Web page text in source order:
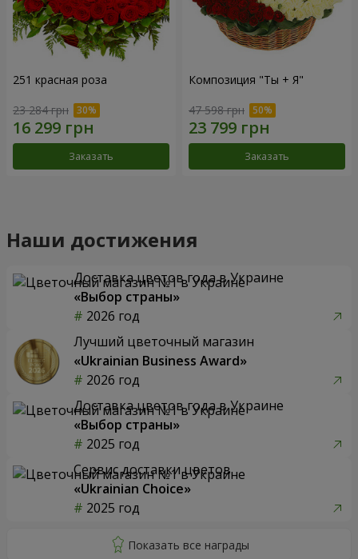
251 красная роза
23 284 грн
Заказать
Композиция "Ты + Я"
47 598 грн
Заказать
Наши достижения
Доставка цветов года в Украине
«Выбор страны»
2026 год
Лучший цветочный магазин
«Ukrainian Business Award»
2026 год
Доставка цветов года в Украине
«Выбор страны»
2025 год
Сервис доставки цветов
«Ukrainian Choice»
2025 год